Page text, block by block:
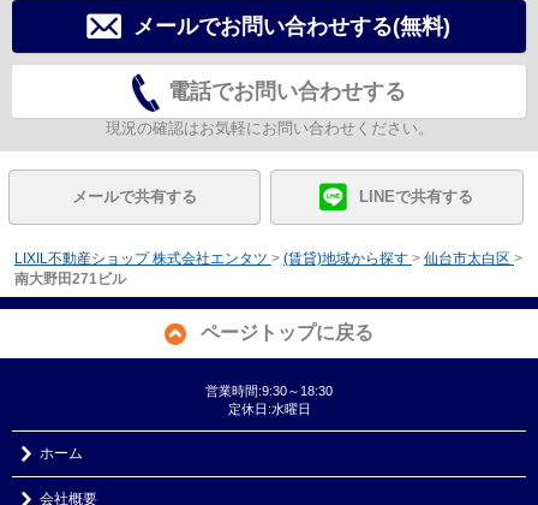
メールでお問い合わせする(無料)
電話でお問い合わせする
現況の確認はお気軽にお問い合わせください。
メールで共有する LINEで共有する
LIXIL不動産ショップ 株式会社エンタツ > (賃貸)地域から探す > 仙台市太白区 >
南大野田271ビル
ページトップに戻る
営業時間:9:30～18:30
定休日:水曜日
ホーム
会社概要